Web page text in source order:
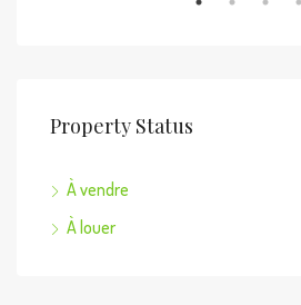
Property Status
À vendre
À louer